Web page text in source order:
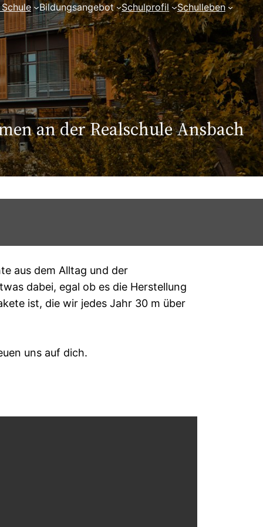
Bildungsangebot Schulprofil Schulleben
an der Realschule Ansbach
aus dem Alltag und der
dabei, egal ob es die Herstellung
ist, die wir jedes Jahr 30 m über
uns auf dich.